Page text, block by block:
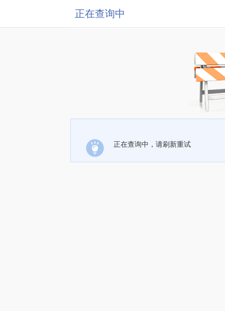
正在查询中
正在查询中，请刷新重试